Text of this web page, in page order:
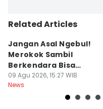
Related Articles
Jangan Asal Ngebul!
Merokok Sambil
Berkendara Bisa
Didenda Rp750 Ribu
09 Agu 2026, 15:27 WIB
News